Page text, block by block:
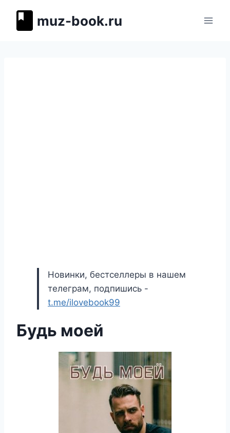
muz-book.ru
Новинки, бестселлеры в нашем
телеграм, подпишись -
t.me/ilovebook99
Будь моей